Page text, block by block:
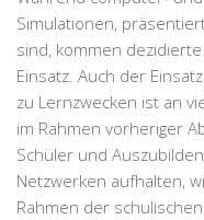
Simulationen,
sind, kommen
Einsatz. Auch der
zu Lernzwecken ist an
im Rahmen vorheriger
Schüler und
Netzwerken aufhalten,
Rahmen der